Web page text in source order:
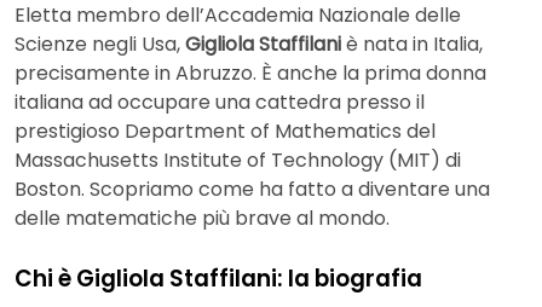
Eletta membro dell’Accademia Nazionale delle
Scienze negli Usa,Gigliola Staffilaniè nata in Italia,
precisamente in Abruzzo. È anche la prima donna
italiana ad occupare una cattedra presso il
prestigioso Department of Mathematics del
Massachusetts Institute of Technology (MIT) di
Boston. Scopriamo come ha fatto a diventare una
delle matematiche più brave al mondo.
Chi è Gigliola Staffilani: la biografia